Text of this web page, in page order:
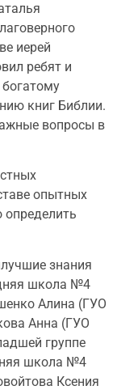
иерей
ребят и
книг Библии.
вопросы в
опытных
определить
знания
школа №4
Алина (ГУО
Анна (ГУО
группе
школа №4
Ксения